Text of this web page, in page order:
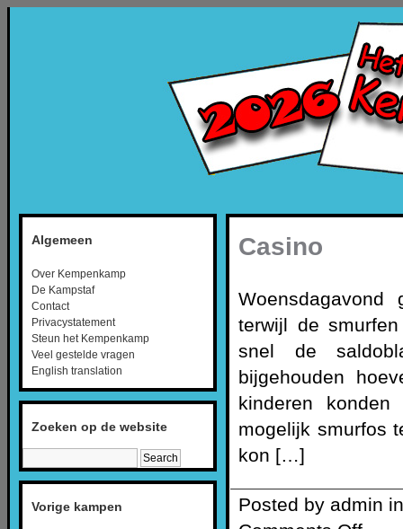
Algemeen
Over Kempenkamp
De Kampstaf
Contact
Privacystatement
Steun het Kempenkamp
Veel gestelde vragen
English translation
Zoeken op de website
Vorige kampen
Casino
terwijl de
snel de
bijgehouden
kinderen
mogelijk smurfos
kon […]
Posted by admin